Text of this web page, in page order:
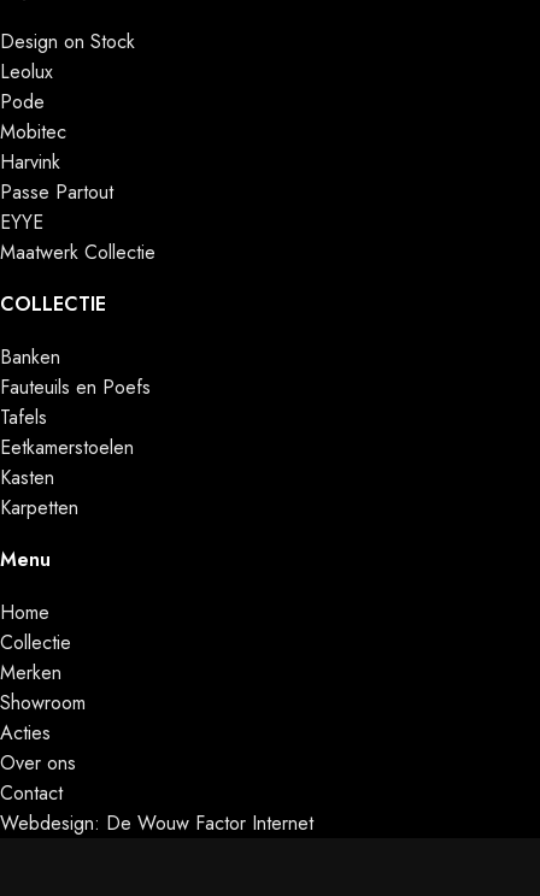
Design on Stock
Leolux
Pode
Mobitec
Harvink
Passe Partout
EYYE
Maatwerk Collectie
COLLECTIE
Banken
Fauteuils en Poefs
Tafels
Eetkamerstoelen
Kasten
Karpetten
Menu
Home
Collectie
Merken
Showroom
Acties
Over ons
Contact
Webdesign: De Wouw Factor Internet